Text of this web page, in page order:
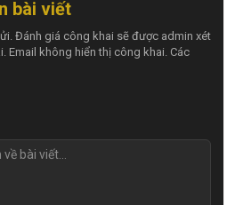
bài viết
Đánh giá công khai sẽ được admin xét
Email không hiển thị công khai. Các